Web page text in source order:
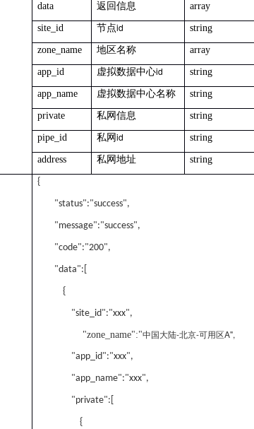
data 返回信息 array
site_id 节点id string
zone_name 地区名称 array
app_id 虚拟数据中心id string
app_name 虚拟数据中心名称 string
private 私网信息 string
pipe_id 私网id string
address 私网地址 string
{
"status":"success",
"message":"success",
"code":"200",
"data":[
{
"site_id":"xxx",
"zone_name":"中国大陆-北京-可用区A",
"app_id":"xxx",
"app_name":"xxx",
"private":[
{